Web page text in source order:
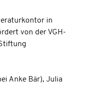
in
von der VGH-
Anke Bär), Julia